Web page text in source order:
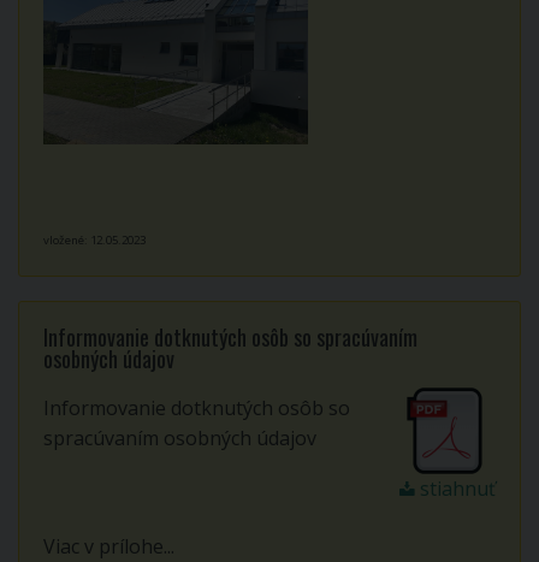
vložené: 12.05.2023
Informovanie dotknutých osôb so spracúvaním
osobných údajov
stiahnuť
Informovanie dotknutých osôb so
spracúvaním osobných údajov
Viac v prílohe...